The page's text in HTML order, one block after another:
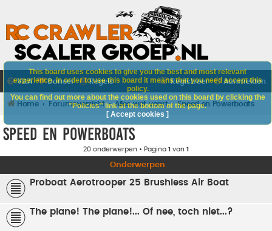
V&A Doneer Regels Aanmelden
Registreer
Home Forumoverzicht Alles wat vaart Speed en Powerboats
Speed en Powerboats
20 onderwerpen • Pagina 1 van 1
Onderwerpen
Proboat Aerotrooper 25 Brushless Air Boat
The plane! The plane!... Of nee, toch niet...?
This board uses cookies to give you the best and most relevant
experience. In order to use this board it means that you need accept this
policy.
You can find out more about the cookies used on this board by clicking the
"Policies" link at the bottom of the page.
[ Accept cookies ]